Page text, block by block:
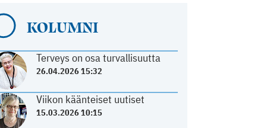
KOLUMNI
Terveys on osa turvallisuutta
26.04.2026 15:32
Viikon käänteiset uutiset
15.03.2026 10:15